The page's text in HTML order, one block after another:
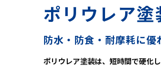
ポリウレア塗
防水・防食・耐摩耗に
ポリウレア塗装は、短時間で硬化